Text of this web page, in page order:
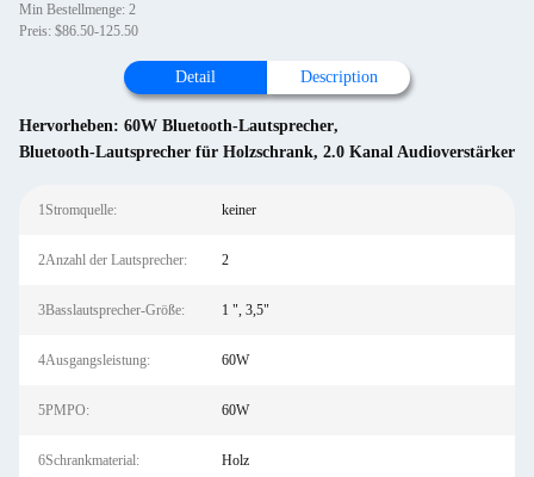
Min Bestellmenge: 2
Preis: $86.50-125.50
Detail Description
Hervorheben: 60W Bluetooth-Lautsprecher,
Bluetooth-Lautsprecher für Holzschrank, 2.0 Kanal Audioverstärker
1Stromquelle: keiner
2Anzahl der Lautsprecher: 2
3Basslautsprecher-Größe: 1 ", 3,5"
4Ausgangsleistung: 60W
5PMPO: 60W
6Schrankmaterial: Holz